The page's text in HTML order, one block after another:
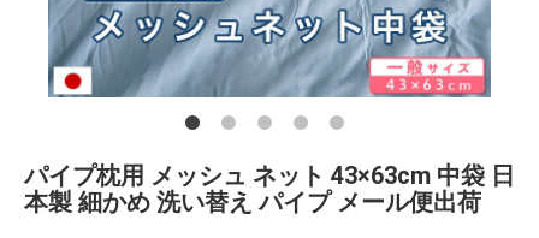
パイプ枕用 メッシュ ネット 43×63cm 中袋 日
本製 細かめ 洗い替え パイプ メール便出荷